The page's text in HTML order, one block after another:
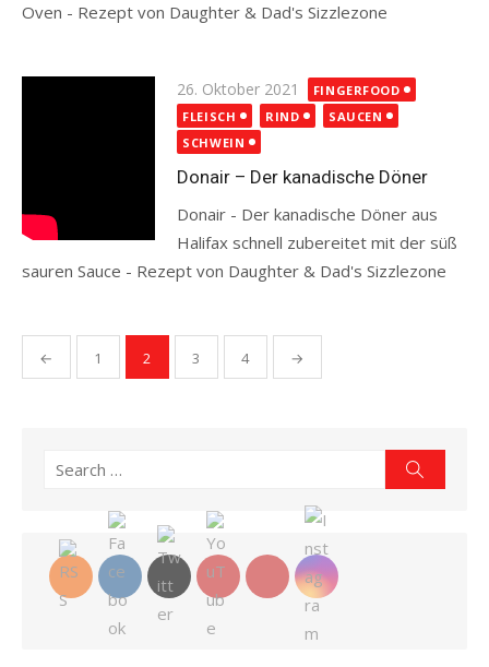
Oven - Rezept von Daughter & Dad's Sizzlezone
Posted
on
26. Oktober 2021
FINGERFOOD
FLEISCH
RIND
SAUCEN
SCHWEIN
Donair – Der kanadische Döner
Donair - Der kanadische Döner aus
Halifax schnell zubereitet mit der süß
sauren Sauce - Rezept von Daughter & Dad's Sizzlezone
Seitennummerierung
der
← 1 2 3 4 →
Search